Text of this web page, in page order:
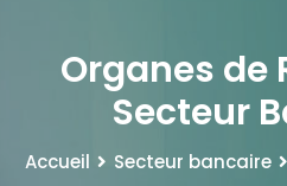
Organes de
Secteur
Accueil Secteur bancaire